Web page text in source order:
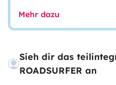
Mehr dazu
Sieh dir das
ROADSURFER an